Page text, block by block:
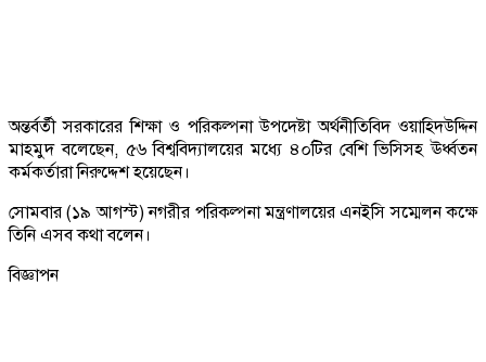
অন্তর্বর্তী সরকারের শিক্ষা ও পরিকল্পনা উপদেষ্টা অর্থনীতিবিদ ওয়াহিদউদ্দিন
মাহমুদ বলেছেন, ৫৬ বিশ্ববিদ্যালয়ের মধ্যে ৪০টির বেশি ভিসিসহ ঊর্ধ্বতন
কর্মকর্তারা নিরুদ্দেশ হয়েছেন।
সোমবার (১৯ আগস্ট) নগরীর পরিকল্পনা মন্ত্রণালয়ের এনইসি সম্মেলন কক্ষে
তিনি এসব কথা বলেন।
বিজ্ঞাপন